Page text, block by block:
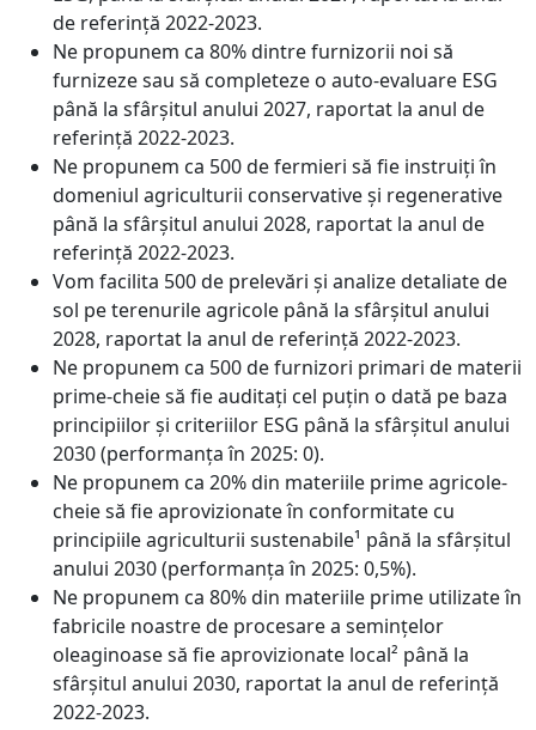
de referință 2022-2023.
Ne propunem ca 80% dintre furnizorii noi să
furnizeze sau să completeze o auto-evaluare ESG
până la sfârșitul anului 2027, raportat la anul de
referință 2022-2023.
Ne propunem ca 500 de fermieri să fie instruiți în
domeniul agriculturii conservative și regenerative
până la sfârșitul anului 2028, raportat la anul de
referință 2022-2023.
Vom facilita 500 de prelevări și analize detaliate de
sol pe terenurile agricole până la sfârșitul anului
2028, raportat la anul de referință 2022-2023.
Ne propunem ca 500 de furnizori primari de materii
prime-cheie să fie auditați cel puțin o dată pe baza
principiilor și criteriilor ESG până la sfârșitul anului
2030 (performanța în 2025: 0).
Ne propunem ca 20% din materiile prime agricole-
cheie să fie aprovizionate în conformitate cu
principiile agriculturii sustenabile¹ până la sfârșitul
anului 2030 (performanța în 2025: 0,5%).
Ne propunem ca 80% din materiile prime utilizate în
fabricile noastre de procesare a semințelor
oleaginoase să fie aprovizionate local² până la
sfârșitul anului 2030, raportat la anul de referință
2022-2023.